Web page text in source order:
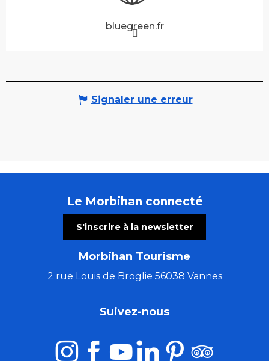
bluegreen.fr
Signaler une erreur
Le Morbihan connecté
S'inscrire à la newsletter
Morbihan Tourisme
2 rue Louis de Broglie 56038 Vannes
Suivez-nous